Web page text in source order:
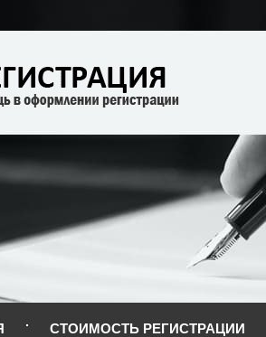
СТОИМОСТЬ РЕГИСТРАЦИИ